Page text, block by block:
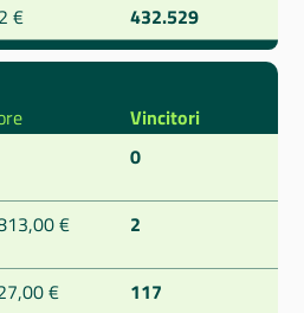
€ 432.529
Vincitori
0
€ 2
€ 117